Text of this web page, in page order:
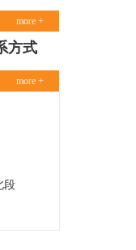
more +
方式
more +
段